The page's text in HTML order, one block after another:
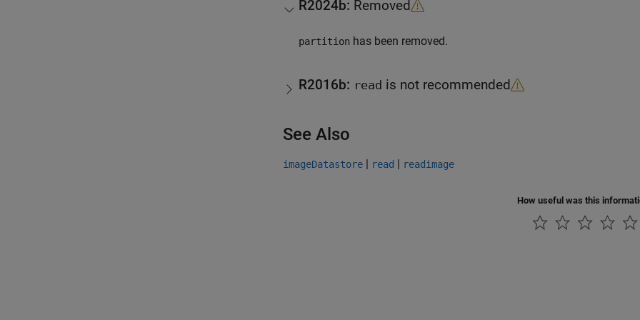
R2024b: Removed
partition has been removed.
R2016b: read is not recommended
See Also
imageDatastore | read | readimage
How useful was this